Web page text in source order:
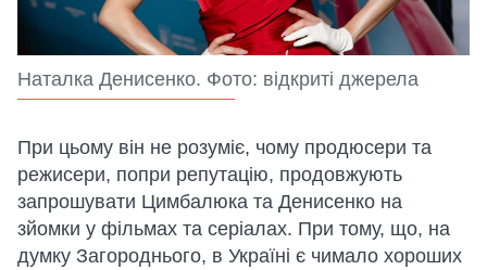
Наталка Денисенко. Фото: відкриті джерела
При цьому він не розуміє, чому продюсери та
режисери, попри репутацію, продовжують
запрошувати Цимбалюка та Денисенко на
зйомки у фільмах та серіалах. При тому, що, на
думку Загороднього, в Україні є чимало хороших